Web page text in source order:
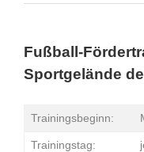
Fußball-
Sportgelände
Trainingsbeginn:
Trainingstag: